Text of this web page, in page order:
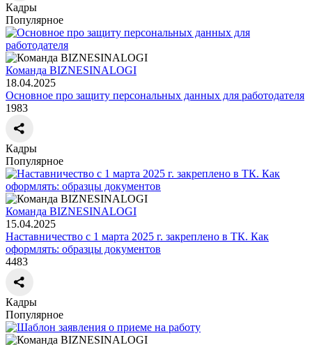
Кадры
Популярное
Команда BIZNESINALOGI
18.04.2025
Основное про защиту персональных данных для работодателя
1983
Кадры
Популярное
Команда BIZNESINALOGI
15.04.2025
Наставничество с 1 марта 2025 г. закреплено в ТК. Как
оформлять: образцы документов
4483
Кадры
Популярное